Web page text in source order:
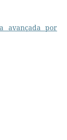
avançada por